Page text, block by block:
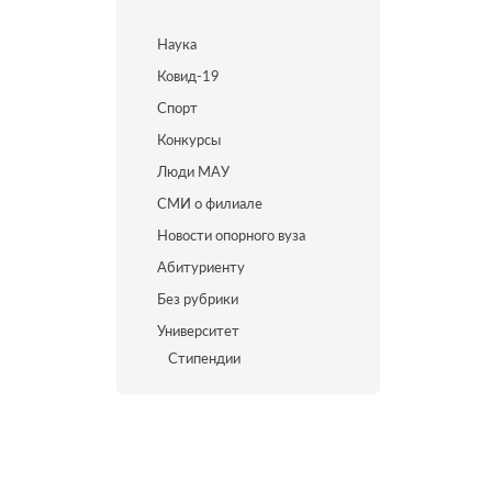
Наука
Ковид-19
Спорт
Конкурсы
Люди МАУ
СМИ о филиале
Новости опорного вуза
Абитуриенту
Без рубрики
Университет
Стипендии